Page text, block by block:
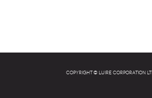
Copyright © LUIRE